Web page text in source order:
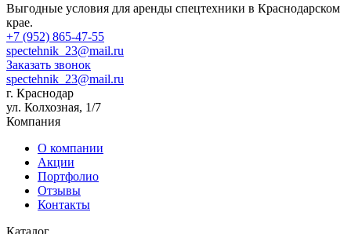
Выгодные условия для аренды спецтехники в Краснодарском
крае.
+7 (952) 865-47-55
spectehnik_23@mail.ru
Заказать звонок
spectehnik_23@mail.ru
г. Краснодар
ул. Колхозная, 1/7
Компания
О компании
Акции
Портфолио
Отзывы
Контакты
Каталог